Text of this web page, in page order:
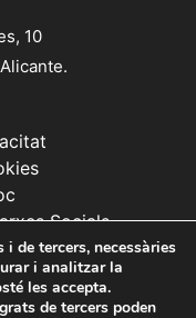
10
Socials
de tercers, necessàries
i analitzar la
les accepta.
de tercers poden